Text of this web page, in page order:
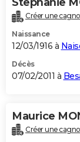
Créer une
Naissance
12/03/1916 à
Décès
07/02/2011 à
Maurice
Créer une